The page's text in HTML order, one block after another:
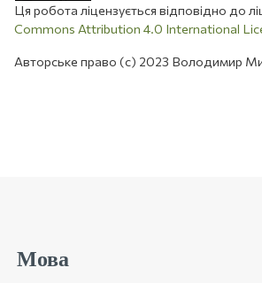
Ця робота ліцензується відповідно до
Commons Attribution 4.0 International
Авторське право (c) 2023 Володимир
Мова